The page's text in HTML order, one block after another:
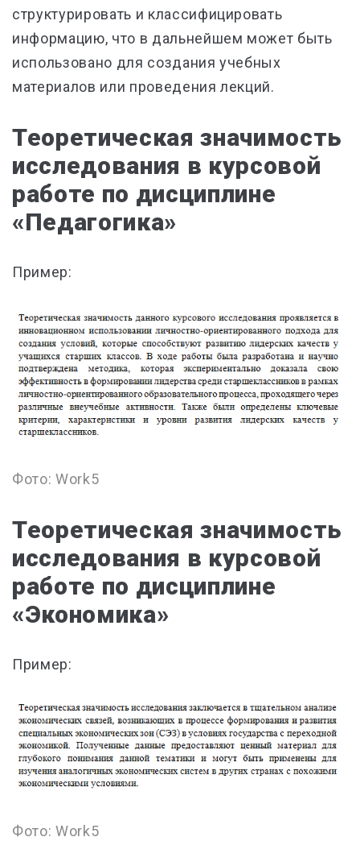
структурировать и классифицировать
информацию, что в дальнейшем может быть
использовано для создания учебных
материалов или проведения лекций.
Теоретическая значимость
исследования в курсовой
работе по дисциплине
«Педагогика»
Пример:
Фото: Work5
Теоретическая значимость
исследования в курсовой
работе по дисциплине
«Экономика»
Пример:
Фото: Work5